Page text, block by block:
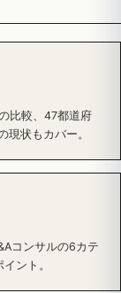
比較、47都道府
現状もカバー。
コンサルの6カテ
ント。